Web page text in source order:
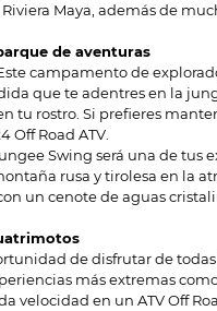
Maya, además de
de aventuras
campamento de
que te adentres en la
tu rostro. Si prefieres
Off Road ATV.
Swing será una de tus
rusa y tirolesa en la
un cenote de aguas
de disfrutar de
más extremas
velocidad en un ATV Off